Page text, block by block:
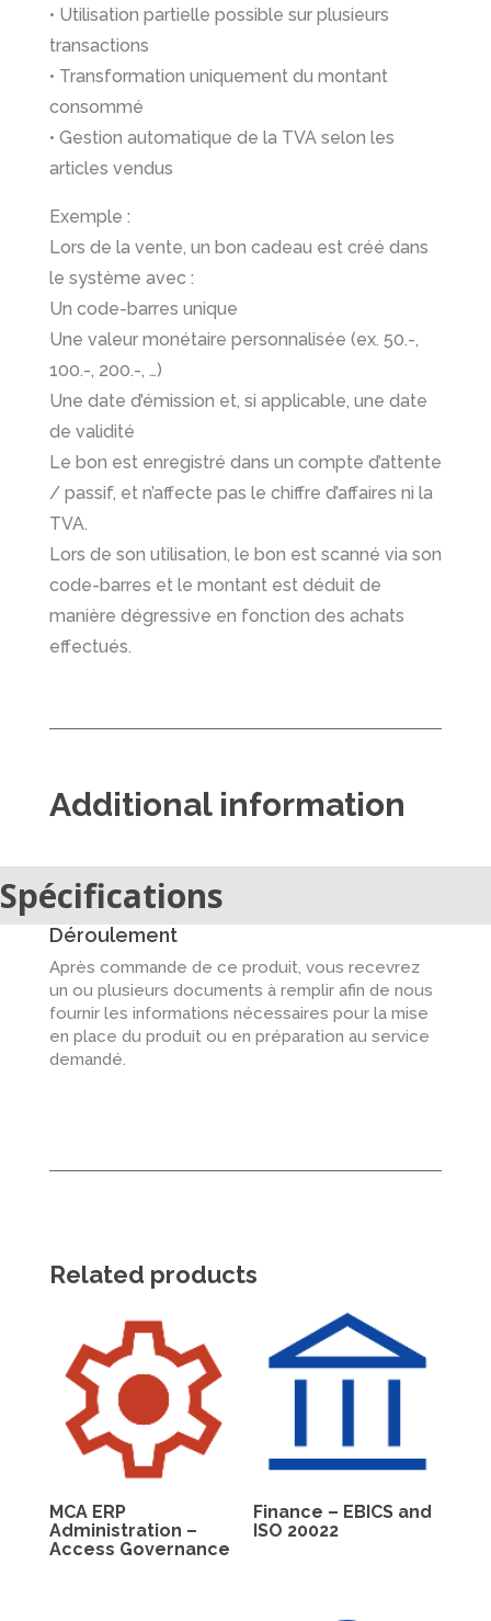
• Utilisation partielle possible sur plusieurs
transactions
• Transformation uniquement du montant
consommé
• Gestion automatique de la TVA selon les
articles vendus
Exemple :
Lors de la vente, un bon cadeau est créé dans
le système avec :
Un code-barres unique
Une valeur monétaire personnalisée (ex. 50.-,
100.-, 200.-, …)
Une date d’émission et, si applicable, une date
de validité
Le bon est enregistré dans un compte d’attente
/ passif, et n’affecte pas le chiffre d’affaires ni la
TVA.
Lors de son utilisation, le bon est scanné via son
code-barres et le montant est déduit de
manière dégressive en fonction des achats
effectués.
Additional information
Spécifications
Déroulement
Après commande de ce produit, vous recevrez
un ou plusieurs documents à remplir afin de nous
fournir les informations nécessaires pour la mise
en place du produit ou en préparation au service
demandé.
Related products
MCA ERP
Administration –
Access Governance
Finance – EBICS and
ISO 20022